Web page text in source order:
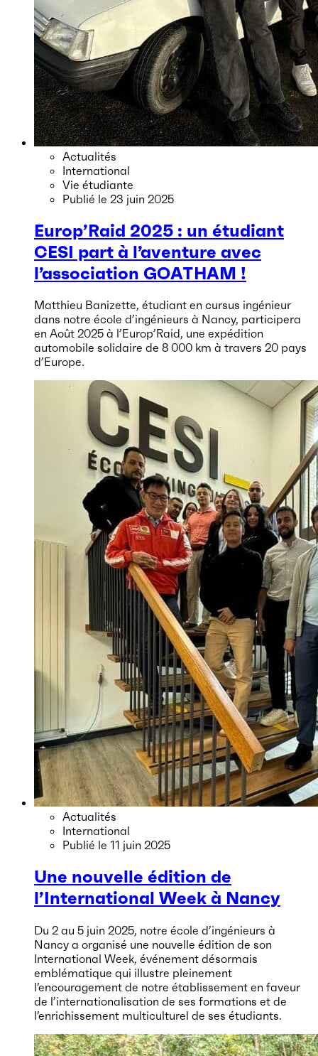
Actualités
International
Vie étudiante
Publié le 23 juin 2025
Europ’Raid 2025 : un étudiant
CESI part à l’aventure avec
l’association GOATHAM !
Matthieu Banizette, étudiant en cursus ingénieur
dans notre école d’ingénieurs à Nancy, participera
en Août 2025 à l’Europ’Raid, une expédition
automobile solidaire de 8 000 km à travers 20 pays
d’Europe.
Actualités
International
Publié le 11 juin 2025
Une nouvelle édition de
l’International Week à Nancy
Du 2 au 5 juin 2025, notre école d’ingénieurs à
Nancy a organisé une nouvelle édition de son
International Week, événement désormais
emblématique qui illustre pleinement
l’encouragement de notre établissement en faveur
de l’internationalisation de ses formations et de
l’enrichissement multiculturel de ses étudiants.